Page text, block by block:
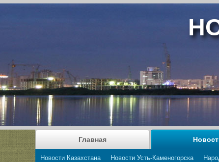
Главная
Новости Казахстана Новости Усть-Каменогорска